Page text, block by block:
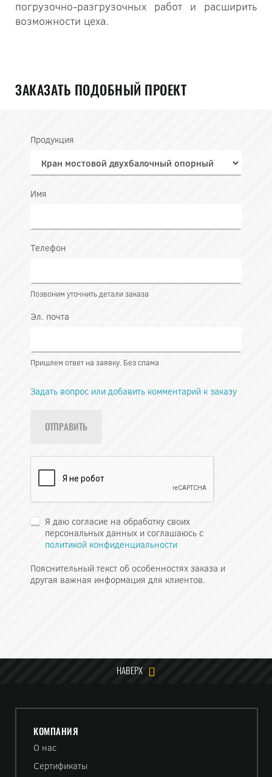
погрузочно‑разгрузочных работ и расширить
возможности цеха.
ЗАКАЗАТЬ ПОДОБНЫЙ ПРОЕКТ
Продукция
Имя
Телефон
Позвоним уточнить детали заказа
Эл. почта
Пришлем ответ на заявку. Без спама
Задать вопрос или добавить комментарий к заказу
Я даю согласие на обработку своих
персональных данных и соглашаюсь с
политикой конфиденциальности
Пояснительный текст об особенностях заказа и
другая важная информация для клиентов.
НАВЕРХ
КОМПАНИЯ
О нас
Сертификаты